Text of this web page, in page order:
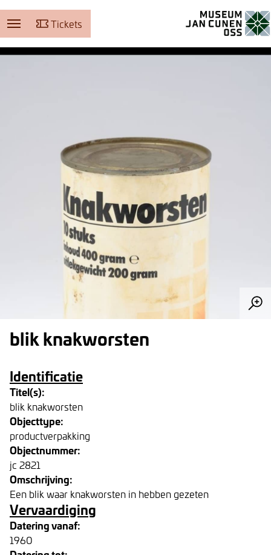
Tickets
blik knakworsten
Identificatie
Titel(s):
blik knakworsten
Objecttype:
productverpakking
Objectnummer:
jc 2821
Omschrijving:
Een blik waar knakworsten in hebben gezeten
Vervaardiging
Datering vanaf:
1960